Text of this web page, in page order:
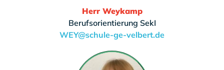
Herr Weykamp
Berufsorientierung SekI
WEY@schule-ge-velbert.de